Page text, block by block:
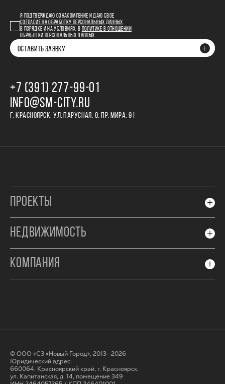
Я ПОДТВЕРЖДАЮ ОЗНАКОМЛЕНИЕ И ДАЮ СВОЕ
СОГЛАСИЕ НА ОБРАБОТКУ ПЕРСОНАЛЬНЫХ ДАННЫХ
В ПОРЯДКЕ И НА УСЛОВИЯХ, В
ПОЛИТИКЕ В ОТНОШЕНИИ
ОБРАБОТКИ ПЕРСОНАЛЬНЫХ ДАННЫХ
ОСТАВИТЬ ЗАЯВКУ
+7 (391) 277‒99‒01
INFO@SM-CITY.RU
Г. КРАСНОЯРСК, УЛ. ПАРУСНАЯ, 8, ПР. МИРА, 91
ПРОЕКТЫ
НЕДВИЖИМОСТЬ
КОМПАНИЯ
© ООО «СЗ «Новый Город», 2013- 2026
Юридический адрес:
660064, Красноярский край, г. Красноярск,
ул. Капитанская, д. 14, помещение 349